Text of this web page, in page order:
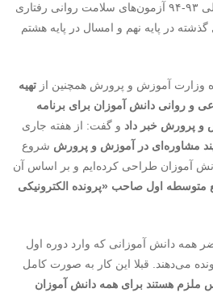
شکوهی افزود: در سال تحصیلی ۹۳-۹۴ آزمون‌های سلامت روانی رفتاری
در پایه نهم و امسال در پایه هشتم
وزارت آموزش و پرورش همچنین از تهیه
و روانی دانش آموزان برای برنامه
و پرورش خبر داد و گفت: از هفته جاری
مشاوره‌ای در آموزش و پرورش شروع
آموزان طراحی کرده‌ایم و بر اساس آن
متوسطه اول صاحب «پرونده الکترونیکی
همه دانش آموزانی که وارد دوره اول
می‌دهند. قبلا این کار به صورت کامل
ملزم هستند برای همه دانش آموزان